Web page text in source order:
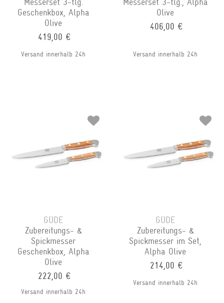
Messerset 3-tlg.
Geschenkbox, Alpha
Olive
419,00 €
Versand innerhalb 24h
Messerset 3-tlg., Alpha
Olive
406,00 €
Versand innerhalb 24h
GÜDE
Zubereitungs- &
Spickmesser
Geschenkbox, Alpha
Olive
222,00 €
Versand innerhalb 24h
GÜDE
Zubereitungs- &
Spickmesser im Set,
Alpha Olive
214,00 €
Versand innerhalb 24h